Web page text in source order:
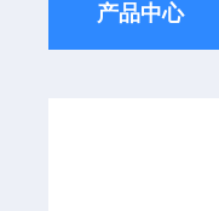
产品中心